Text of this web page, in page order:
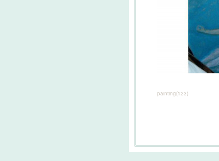
painting(123)